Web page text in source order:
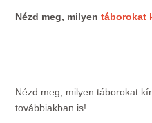
Nézd meg, milyen táborokat
Nézd meg, milyen táborokat
továbbiakban is!